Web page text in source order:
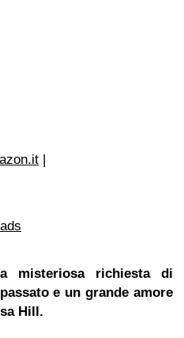
|
misteriosa richiesta di
e un grande amore
Hill.